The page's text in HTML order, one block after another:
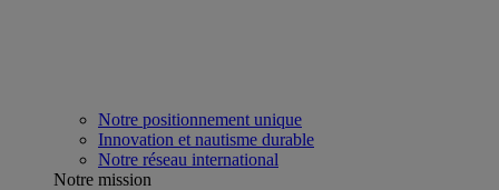
Notre positionnement unique
Innovation et nautisme durable
Notre réseau international
Notre mission